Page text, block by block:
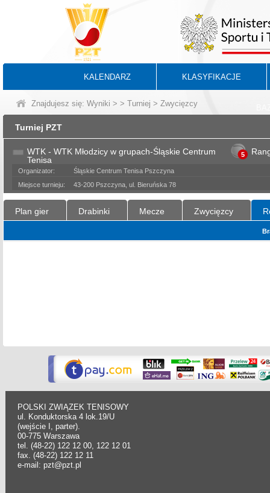
KALENDARZ KLASYFIKACJE
Znajdujesz się: Wyniki > > Turniej > Zwycięzcy
Turniej PZT
WTK - WTK Młodzicy w grupach-Śląskie Centrum
Tenisa
5
Organizator:
Śląskie Centrum Tenisa Pszczyna
Miejsce turnieju:
43-200 Pszczyna, ul. Bieruńska 78
Plan gier Drabinki Mecze Zwycięzcy
POLSKI ZWIĄZEK TENISOWY
ul. Konduktorska 4 lok.19/U
(wejście I, parter).
00-775 Warszawa
tel. (48-22) 122 12 00, 122 12 01
fax. (48-22) 122 12 11
e-mail: pzt@pzt.pl